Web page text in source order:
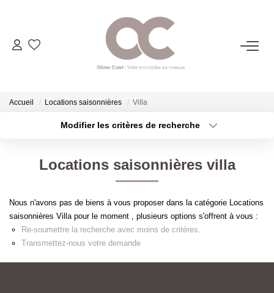
06.14.98.69.34
ACHETER
ESTIMER
L'AGENCE
CONTACT
Accueil Locations saisonnières Villa
Modifier les critères de recherche
Type de bien
Budget max Plus de critères
Locations saisonnières villa
Nous n'avons pas de biens à vous proposer dans la catégorie Locations
saisonnières Villa pour le moment , plusieurs options s'offrent à vous :
Re-soumettre la recherche avec moins de critères.
Transmettez-nous votre demande